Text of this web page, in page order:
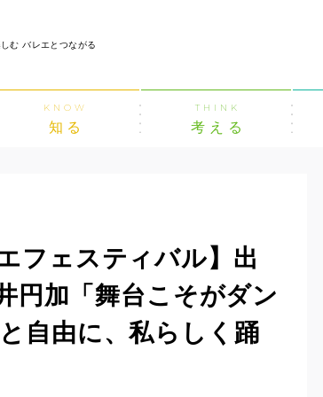
む バレエとつながる
KNOW
知る
THINK
考える
フェスティバル】出
円加「舞台こそがダン
自由に、私らしく踊